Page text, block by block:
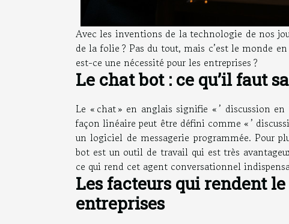
Avec les inventions de la technologie de nos
de la folie ? Pas du tout, mais c’est le monde
est-ce une nécessité pour les entreprises ?
Le chat bot : ce qu’il faut
Le « chat » en anglais signifie « ’ discussion
façon linéaire peut être défini comme « ’
un logiciel de messagerie programmée. Pour
bot est un outil de travail qui est très
ce qui rend cet agent conversationnel
Les facteurs qui rendent
entreprises